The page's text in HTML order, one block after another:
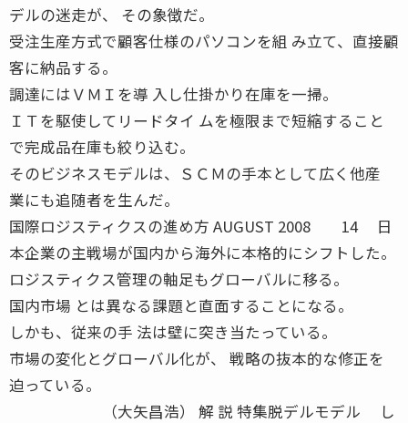
デルの迷走が、 その象徴だ。
受注生産方式で顧客仕様のパソコンを組 み立て、直接顧
客に納品する。
調達にはＶＭＩを導 入し仕掛かり在庫を一掃。
ＩＴを駆使してリードタイ ムを極限まで短縮すること
で完成品在庫も絞り込む。
そのビジネスモデルは、ＳＣＭの手本として広く他産
業にも追随者を生んだ。
国際ロジスティクスの進め方 AUGUST 2008 14 日
本企業の主戦場が国内から海外に本格的にシフトした。
ロジスティクス管理の軸足もグローバルに移る。
国内市場 とは異なる課題と直面することになる。
しかも、従来の手 法は壁に突き当たっている。
市場の変化とグローバル化が、 戦略の抜本的な修正を
迫っている。
（大矢昌浩） 解 説 特集脱デルモデル し